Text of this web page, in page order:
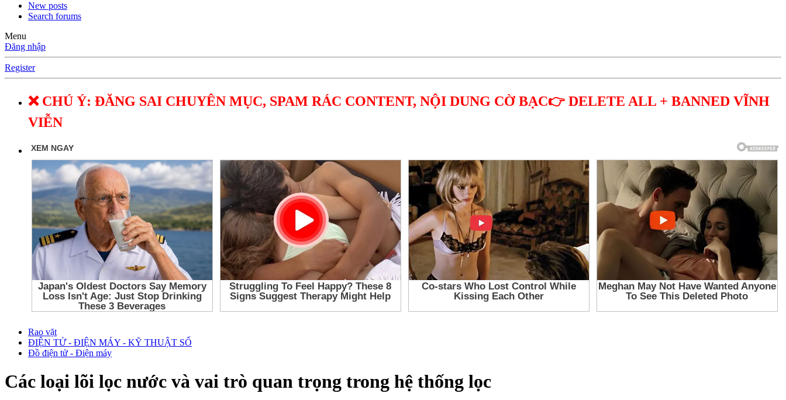
New posts
Search forums
Menu
Đăng nhập
Register
❌ CHÚ Ý: ĐĂNG SAI CHUYÊN MỤC, SPAM RÁC CONTENT, NỘI DUNG CỜ BẠC👉 DELETE ALL + BANNED VĨNH
VIỄN
Rao vặt
ĐIỆN TỬ - ĐIỆN MÁY - KỸ THUẬT SỐ
Đồ điện tử - Điện máy
Các loại lõi lọc nước và vai trò quan trọng trong hệ thống lọc